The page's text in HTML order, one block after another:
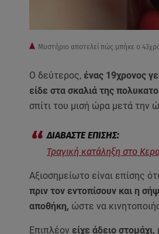
Μυστήριο αποτελεί πώς μπήκε ο
Ο δεύτερος, ένας 19χρονος
είδε στα σκαλιά της
σπίτι του μισή ώρα μετά
Τραγική κατάληξη στο
Αξιοσημείωτο είναι επίσης
πριν τον εντοπίσουν και η
αποθήκη, ώστε να
Επιπλέονείχε άδειο στομάχι,